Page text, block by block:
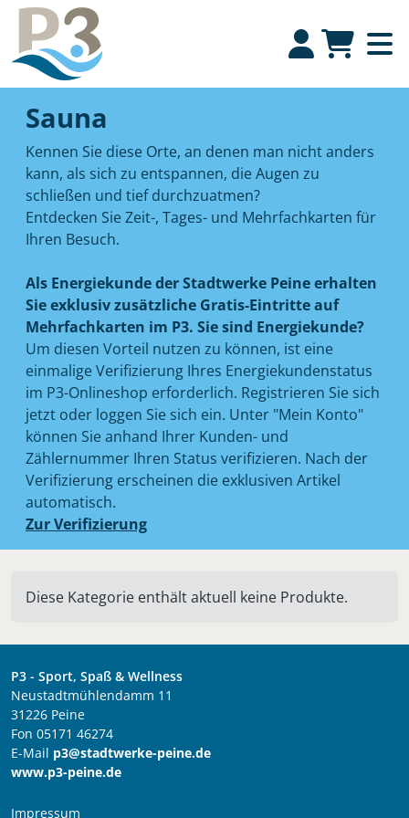
Sauna
Kennen Sie diese Orte, an denen man nicht anders
kann, als sich zu entspannen, die Augen zu
schließen und tief durchzuatmen?
Entdecken Sie Zeit-, Tages- und Mehrfachkarten für
Ihren Besuch.
Als Energiekunde der Stadtwerke Peine erhalten
Sie exklusiv zusätzliche Gratis-Eintritte auf
Mehrfachkarten im P3. Sie sind Energiekunde?
Um diesen Vorteil nutzen zu können, ist eine
einmalige Verifizierung Ihres Energiekundenstatus
im P3-Onlineshop erforderlich. Registrieren Sie sich
jetzt oder loggen Sie sich ein. Unter "Mein Konto"
können Sie anhand Ihrer Kunden- und
Zählernummer Ihren Status verifizieren. Nach der
Verifizierung erscheinen die exklusiven Artikel
automatisch.
Zur Verifizierung
Diese Kategorie enthält aktuell keine Produkte.
P3 - Sport, Spaß & Wellness
Neustadtmühlendamm 11
31226 Peine
Fon 05171 46274
E-Mail p3@stadtwerke-peine.de
www.p3-peine.de
Impressum